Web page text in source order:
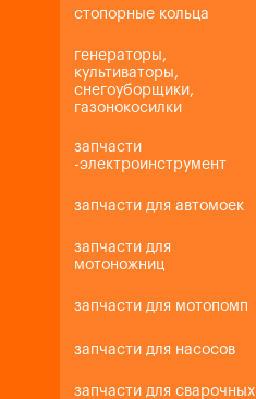
стопорные кольца
генераторы,
культиваторы,
снегоуборщики,
газонокосилки
запчасти
-электроинструмент
запчасти для автомоек
запчасти для
мотоножниц
запчасти для мотопомп
запчасти для насосов
запчасти для сварочных